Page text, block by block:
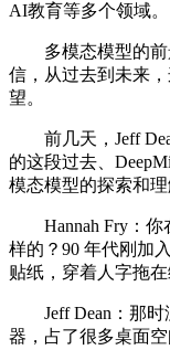
AI教育等多个领域。
多模态模型的前
信，从过去到未来
望。
前几天，Jeff
的这段过去、
模态模型的探索和理
Hannah Fry：你
样的？90 年代刚加
贴纸，穿着人字拖在
Jeff Dean：那时
器，占了很多桌面